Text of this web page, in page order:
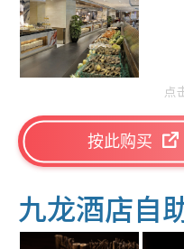
点
按此购买
九龙酒店自